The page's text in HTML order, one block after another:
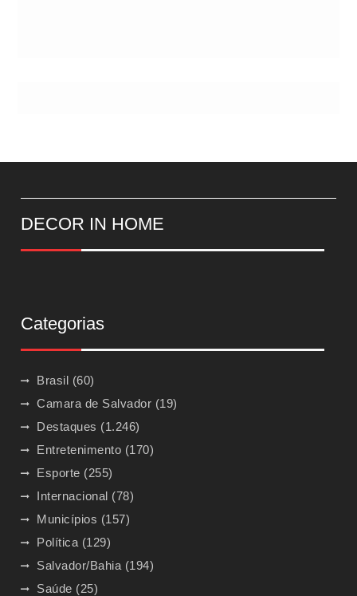
DECOR IN HOME
Categorias
Brasil (60)
Camara de Salvador (19)
Destaques (1.246)
Entretenimento (170)
Esporte (255)
Internacional (78)
Municípios (157)
Política (129)
Salvador/Bahia (194)
Saúde (25)